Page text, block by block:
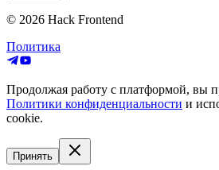
© 2026 Hack Frontend
Политика
Продолжая работу с платформой, вы
Политики конфиденциальности и
cookie.
Принять